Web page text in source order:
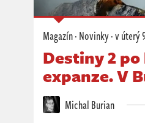
Magazín·Novinky·v úterý
Destiny 2
expanze. V
Michal Burian